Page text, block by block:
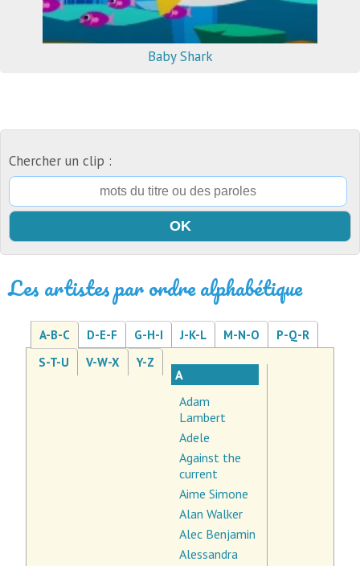
Baby Shark
Chercher un clip :
Les artistes par ordre alphabétique
A-B-C D-E-F G-H-I J-K-L M-N-O
P-Q-R
S-T-U
V-W-X Y-Z
A
Adam
Lambert
Adele
Against the
current
Aime Simone
Alan Walker
Alec Benjamin
Alessandra